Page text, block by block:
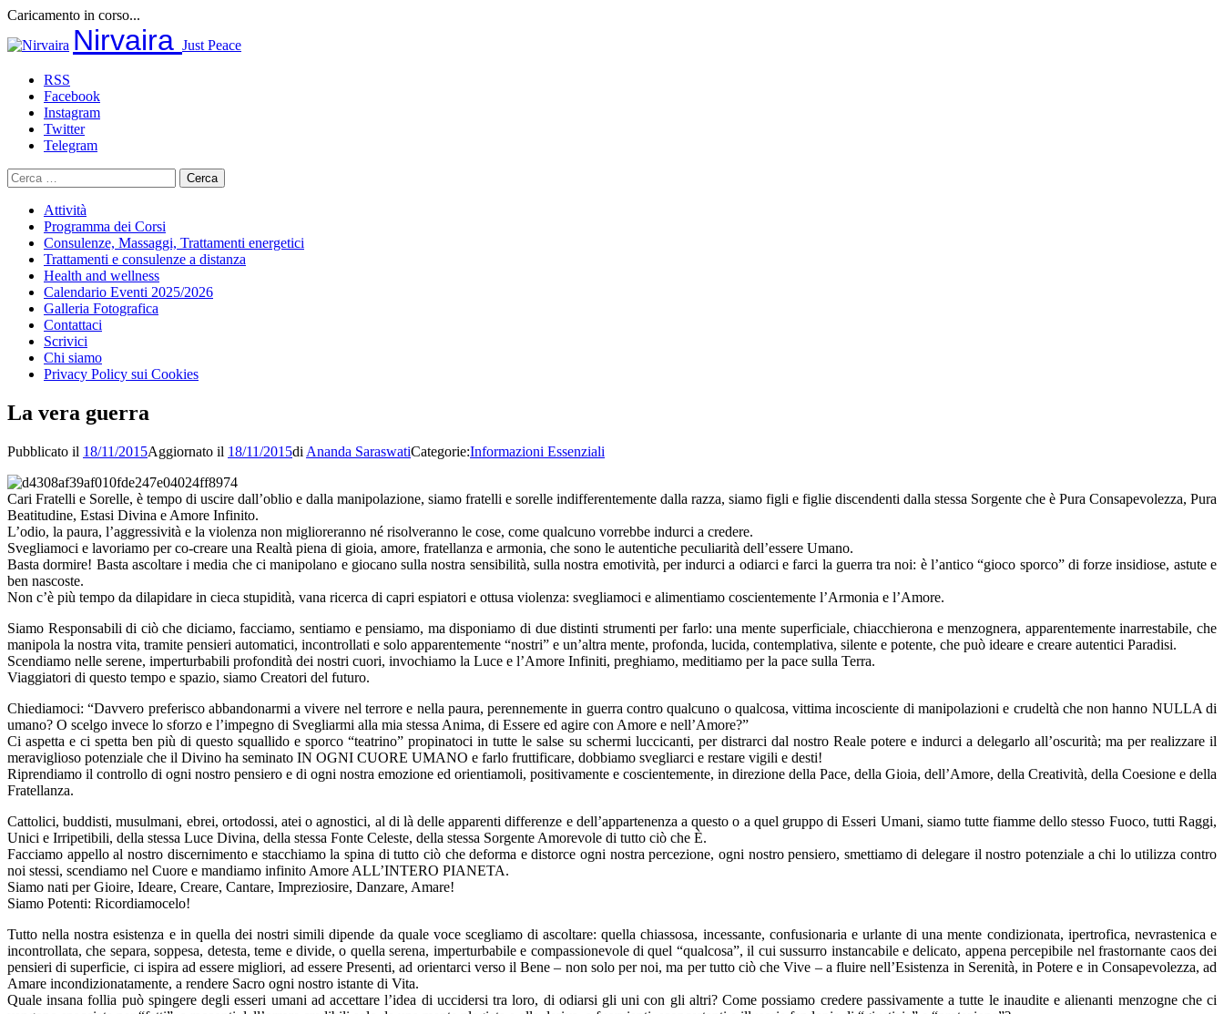
Caricamento in corso...
al
Nirvaira Just Peace
RSS
Facebook
Instagram
Twitter
Telegram
Ricerca
per:
Attività
Programma dei Corsi
Consulenze, Massaggi, Trattamenti energetici
Trattamenti e consulenze a distanza
Health and wellness
Calendario Eventi 2025/2026
Galleria Fotografica
Contattaci
Scrivici
Chi siamo
Privacy Policy sui Cookies
La vera guerra
Pubblicato il 18/11/2015Aggiornato il 18/11/2015di Ananda SaraswatiCategorie:Informazioni Essenziali
Cari Fratelli e Sorelle, è tempo di uscire dall’oblio e dalla manipolazione, siamo fratelli e sorelle indifferentemente dalla razza, siamo figli e figlie discendenti dalla stessa Sorgente che è Pura Consapevolezza, Pura
Beatitudine, Estasi Divina e Amore Infinito.
L’odio, la paura, l’aggressività e la violenza non miglioreranno né risolveranno le cose, come qualcuno vorrebbe indurci a credere.
Svegliamoci e lavoriamo per co-creare una Realtà piena di gioia, amore, fratellanza e armonia, che sono le autentiche peculiarità dell’essere Umano.
Basta dormire! Basta ascoltare i media che ci manipolano e giocano sulla nostra sensibilità, sulla nostra emotività, per indurci a odiarci e farci la guerra tra noi: è l’antico “gioco sporco” di forze insidiose, astute e
ben nascoste.
Non c’è più tempo da dilapidare in cieca stupidità, vana ricerca di capri espiatori e ottusa violenza: svegliamoci e alimentiamo coscientemente l’Armonia e l’Amore.
Siamo Responsabili di ciò che diciamo, facciamo, sentiamo e pensiamo, ma disponiamo di due distinti strumenti per farlo: una mente superficiale, chiacchierona e menzognera, apparentemente inarrestabile, che
manipola la nostra vita, tramite pensieri automatici, incontrollati e solo apparentemente “nostri” e un’altra mente, profonda, lucida, contemplativa, silente e potente, che può ideare e creare autentici Paradisi.
Scendiamo nelle serene, imperturbabili profondità dei nostri cuori, invochiamo la Luce e l’Amore Infiniti, preghiamo, meditiamo per la pace sulla Terra.
Viaggiatori di questo tempo e spazio, siamo Creatori del futuro.
Chiediamoci: “Davvero preferisco abbandonarmi a vivere nel terrore e nella paura, perennemente in guerra contro qualcuno o qualcosa, vittima incosciente di manipolazioni e crudeltà che non hanno NULLA di
umano? O scelgo invece lo sforzo e l’impegno di Svegliarmi alla mia stessa Anima, di Essere ed agire con Amore e nell’Amore?”
Ci aspetta e ci spetta ben più di questo squallido e sporco “teatrino” propinatoci in tutte le salse su schermi luccicanti, per distrarci dal nostro Reale potere e indurci a delegarlo all’oscurità; ma per realizzare il
meraviglioso potenziale che il Divino ha seminato IN OGNI CUORE UMANO e farlo fruttificare, dobbiamo svegliarci e restare vigili e desti!
Riprendiamo il controllo di ogni nostro pensiero e di ogni nostra emozione ed orientiamoli, positivamente e coscientemente, in direzione della Pace, della Gioia, dell’Amore, della Creatività, della Coesione e della
Fratellanza.
Cattolici, buddisti, musulmani, ebrei, ortodossi, atei o agnostici, al di là delle apparenti differenze e dell’appartenenza a questo o a quel gruppo di Esseri Umani, siamo tutte fiamme dello stesso Fuoco, tutti Raggi,
Unici e Irripetibili, della stessa Luce Divina, della stessa Fonte Celeste, della stessa Sorgente Amorevole di tutto ciò che È.
Facciamo appello al nostro discernimento e stacchiamo la spina di tutto ciò che deforma e distorce ogni nostra percezione, ogni nostro pensiero, smettiamo di delegare il nostro potenziale a chi lo utilizza contro
noi stessi, scendiamo nel Cuore e mandiamo infinito Amore ALL’INTERO PIANETA.
Siamo nati per Gioire, Ideare, Creare, Cantare, Impreziosire, Danzare, Amare!
Siamo Potenti: Ricordiamocelo!
Tutto nella nostra esistenza e in quella dei nostri simili dipende da quale voce scegliamo di ascoltare: quella chiassosa, incessante, confusionaria e urlante di una mente condizionata, ipertrofica, nevrastenica e
incontrollata, che separa, soppesa, detesta, teme e divide, o quella serena, imperturbabile e compassionevole di quel “qualcosa”, il cui sussurro instancabile e delicato, appena percepibile nel frastornante caos dei
pensieri di superficie, ci ispira ad essere migliori, ad essere Presenti, ad orientarci verso il Bene – non solo per noi, ma per tutto ciò che Vive – a fluire nell’Esistenza in Serenità, in Potere e in Consapevolezza, ad
Amare incondizionatamente, a rendere Sacro ogni nostro istante di Vita.
Quale insana follia può spingere degli esseri umani ad accettare l’idea di uccidersi tra loro, di odiarsi gli uni con gli altri? Come possiamo credere passivamente a tutte le inaudite e alienanti menzogne che ci